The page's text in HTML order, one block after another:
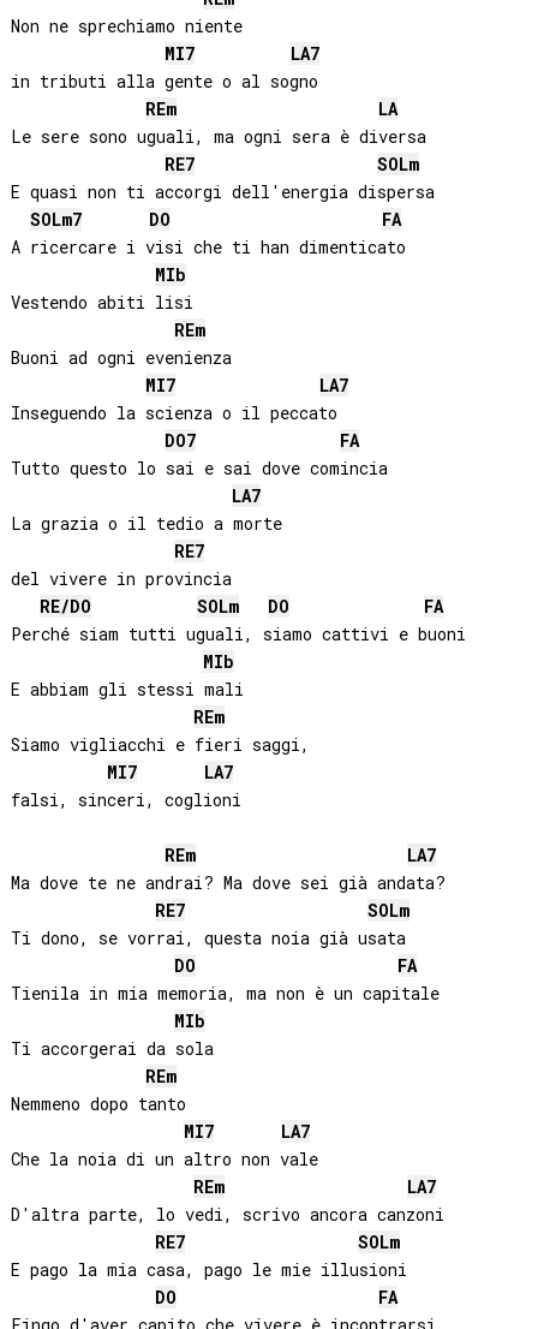
Non ne sprechiamo niente
MI7 LA7
in tributi alla gente o al sogno
REm
LA
Le sere sono uguali, ma ogni sera è diversa
RE7 SOLm
E quasi non ti accorgi dell'energia dispersa
SOLm7 DO
FA
A ricercare i visi che ti han dimenticato
MIb
Vestendo abiti lisi
REm
Buoni ad ogni evenienza
MI7 LA7
Inseguendo la scienza o il peccato
DO7
FA
Tutto questo lo sai e sai dove comincia
LA7
La grazia o il tedio a morte
RE7
del vivere in provincia
RE/DO SOLm DO
FA
Perché siam tutti uguali, siamo cattivi e buoni
MIb
E abbiam gli stessi mali
REm
Siamo vigliacchi e fieri saggi,
MI7 LA7
falsi, sinceri, coglioni
REm LA7
Ma dove te ne andrai? Ma dove sei già andata?
RE7 SOLm
Ti dono, se vorrai, questa noia già usata
DO
FA
Tienila in mia memoria, ma non è un capitale
MIb
Ti accorgerai da sola
REm
Nemmeno dopo tanto
MI7 LA7
Che la noia di un altro non vale
REm LA7
D'altra parte, lo vedi, scrivo ancora canzoni
RE7 SOLm
E pago la mia casa, pago le mie illusioni
DO
FA